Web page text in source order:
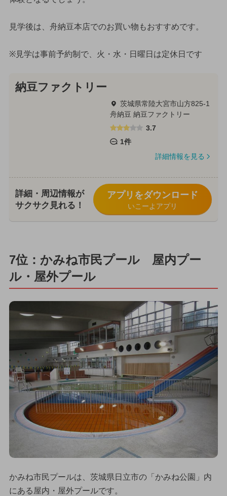
見学後は、舟納豆本店でのお買い物もおすすめです。
※見学は事前予約制で、火・水・日曜日は定休日です
納豆ファクトリー
茨城県常陸大宮市山方825-1
舟納豆 納豆ファクトリー
3.7
1件
詳細情報を見る
詳細・周辺情報が
サクサク見れる！
アプリをダウンロード
いこーよアプリ
7位：かみね市民プール 屋内プー
ル・屋外プール
かみね市民プールは、茨城県日立市の「かみね公園」内
にある屋内・屋外プールです。